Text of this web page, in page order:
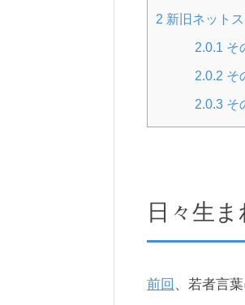
2 新旧ネット
2.0.1 そ
2.0.2 そ
2.0.3 そ
日々生
前回 、若者言